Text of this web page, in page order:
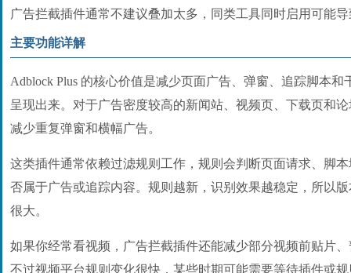
广告拦截插件通常不建议叠加太多，同类工具同时启用可能
主要功能详解
Adblock Plus 的核心价值是减少页面广告、弹窗、追踪脚本
呈现出来。对于广告密度较高的新闻站、视频页、下载页和
减少重复弹窗和横幅广告。
这类插件通常依赖过滤规则工作，规则会判断页面请求、脚
否属于广告或追踪内容。规则越新，识别效果越稳定，所以
很大。
如果你经常看视频，广告拦截插件还能减少部分视频前贴片
不过视频平台规则变化很快，某些时期可能需要等待插件或